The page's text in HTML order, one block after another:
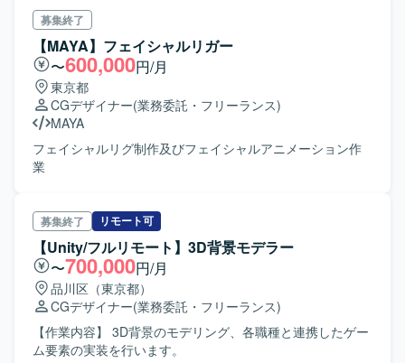
募集終了
【MAYA】フェイシャルリガー
〜600,000円/月
東京都
CGデザイナー(業務委託・フリーランス)
MAYA
フェイシャルリグ制作及びフェイシャルアニメーション作
業
募集終了 リモート可
【Unity/フルリモート】3D背景モデラー
〜700,000円/月
品川区（東京都）
CGデザイナー(業務委託・フリーランス)
【作業内容】 3D背景のモデリング、各職種と連携したゲー
ム要素の実装を行います。